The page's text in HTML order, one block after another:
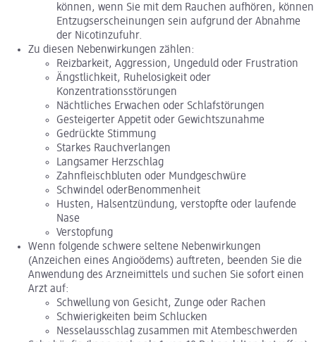
können, wenn Sie mit dem Rauchen aufhören, können
Entzugserscheinungen sein aufgrund der Abnahme
der Nicotinzufuhr.
Zu diesen Nebenwirkungen zählen:
Reizbarkeit, Aggression, Ungeduld oder Frustration
Ängstlichkeit, Ruhelosigkeit oder
Konzentrationsstörungen
Nächtliches Erwachen oder Schlafstörungen
Gesteigerter Appetit oder Gewichtszunahme
Gedrückte Stimmung
Starkes Rauchverlangen
Langsamer Herzschlag
Zahnfleischbluten oder Mundgeschwüre
Schwindel oderBenommenheit
Husten, Halsentzündung, verstopfte oder laufende
Nase
Verstopfung
Wenn folgende schwere seltene Nebenwirkungen
(Anzeichen eines Angioödems) auftreten, beenden Sie die
Anwendung des Arzneimittels und suchen Sie sofort einen
Arzt auf:
Schwellung von Gesicht, Zunge oder Rachen
Schwierigkeiten beim Schlucken
Nesselausschlag zusammen mit Atembeschwerden